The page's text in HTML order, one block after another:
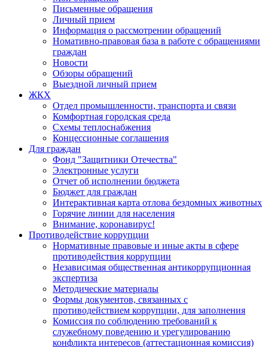
Письменные обращения
Личный прием
Информация о рассмотрении обращений
Номативно-правовая база в работе с обращениями
граждан
Новости
Обзоры обращений
Выездной личный прием
ЖКХ
Отдел промышленности, транспорта и связи
Комфортная городская среда
Схемы теплоснабжения
Концессионные соглашения
Для граждан
Фонд "Защитники Отечества"
Электронные услуги
Отчет об исполнении бюджета
Бюджет для граждан
Интерактивная карта отлова бездомных животных
Горячие линии для населения
Внимание, коронавирус!
Противодействие коррупции
Нормативные правовые и иные акты в сфере
противодействия коррупции
Независимая общественная антикоррупционная
экспертиза
Методические материалы
Формы документов, связанных с
противодействием коррупции, для заполнения
Комиссия по соблюдению требований к
служебному поведению и урегулированию
конфликта интересов (аттестационная комиссия)